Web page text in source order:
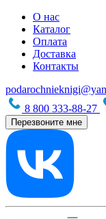
О нас
Каталог
Оплата
Доставка
Контакты
8 800 333-88-27
Перезвоните мне